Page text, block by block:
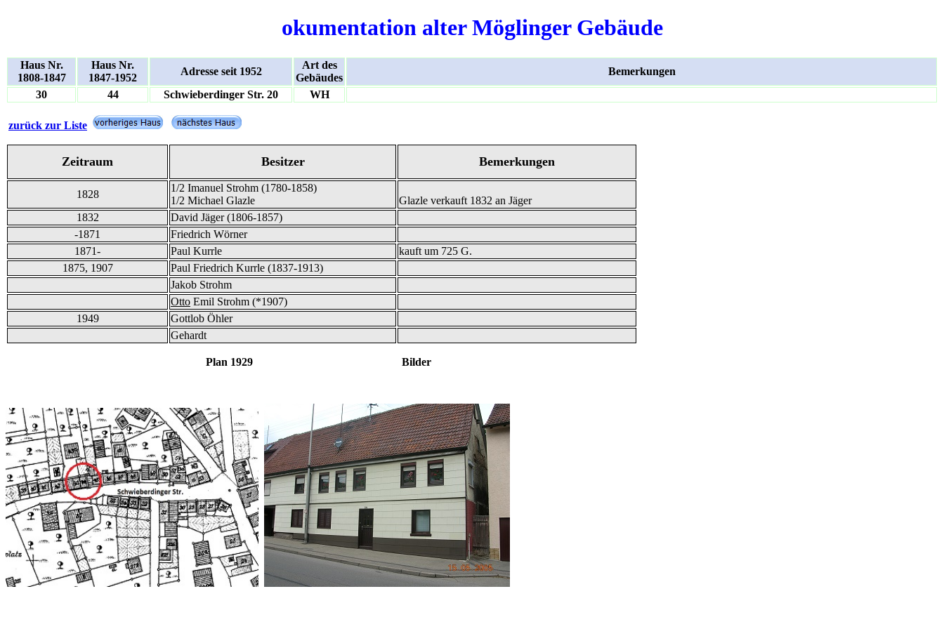
okumentation alter Möglinger Gebäude
Haus Nr.
1808-1847
Haus Nr.
1847-1952
Adresse seit 1952
Art des
Gebäudes
Bemerkungen
30
44 Schwieberdinger Str. 20 WH
zurück zur Liste
Zeitraum Besitzer Bemerkungen
1828
1/2 Imanuel Strohm (1780-1858)
1/2 Michael Glazle
Glazle verkauft 1832 an Jäger
1832
David Jäger (1806-1857)
-1871
Friedrich Wörner
1871-
Paul Kurrle
kauft um 725 G.
1875, 1907
Paul Friedrich Kurrle (1837-1913)
Jakob Strohm
Otto Emil Strohm (*1907)
1949
Gottlob Öhler
Gehardt
Plan 1929 Bilder